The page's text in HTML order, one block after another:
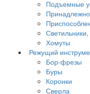
Подъемные
Хомуты
Режущий
Бор-фрезы
Буры
Коронки
Сверла